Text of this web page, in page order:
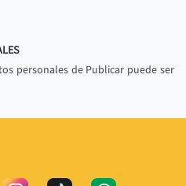
personales de Publicar puede ser